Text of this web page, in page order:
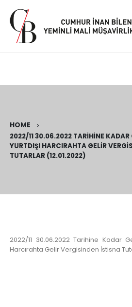
HOME
2022/11 30.06.2022 TARIHINE KADAR
YURTDIŞI HARCIRAHTA GELIR
TUTARLAR (12.01.2022)
2022/11 30.06.2022 Tarihine Kadar
Harcırahta Gelir Vergisinden İstisna